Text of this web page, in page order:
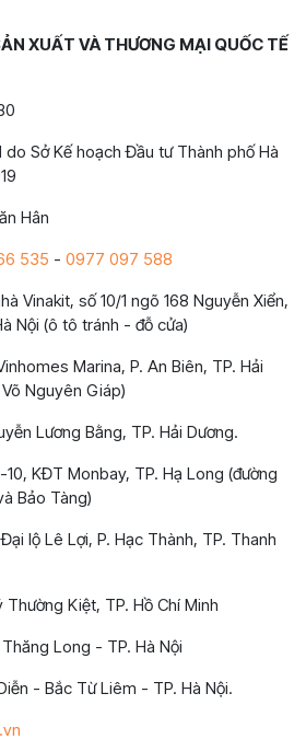
XUẤT VÀ THƯƠNG MẠI QUỐC TẾ
Sở Kế hoạch Đầu tư Thành phố Hà
Hân
535 - 0977 097 588
Vinakit, số 10/1 ngõ 168 Nguyễn Xiển,
Nội (ô tô tránh - đỗ cửa)
Marina, P. An Biên, TP. Hải
Nguyên Giáp)
Lương Bằng, TP. Hải Dương.
10, KĐT Monbay, TP. Hạ Long (đường
Bảo Tàng)
lộ Lê Lợi, P. Hạc Thành, TP. Thanh
Thường Kiệt, TP. Hồ Chí Minh
Long - TP. Hà Nội
- Bắc Từ Liêm - TP. Hà Nội.